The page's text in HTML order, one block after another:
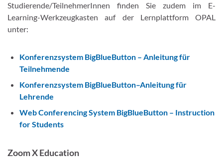
Studierende/TeilnehmerInnen finden Sie zudem im E-
Learning-Werkzeugkasten auf der Lernplattform OPAL
unter:
Konferenzsystem BigBlueButton – Anleitung für
Teilnehmende
Konferenzsystem BigBlueButton–Anleitung für
Lehrende
Web Conferencing System BigBlueButton – Instruction
for Students
Zoom X Education